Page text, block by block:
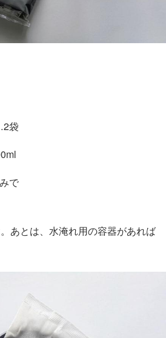
袋
で
あとは、水淹れ用の容器があれば